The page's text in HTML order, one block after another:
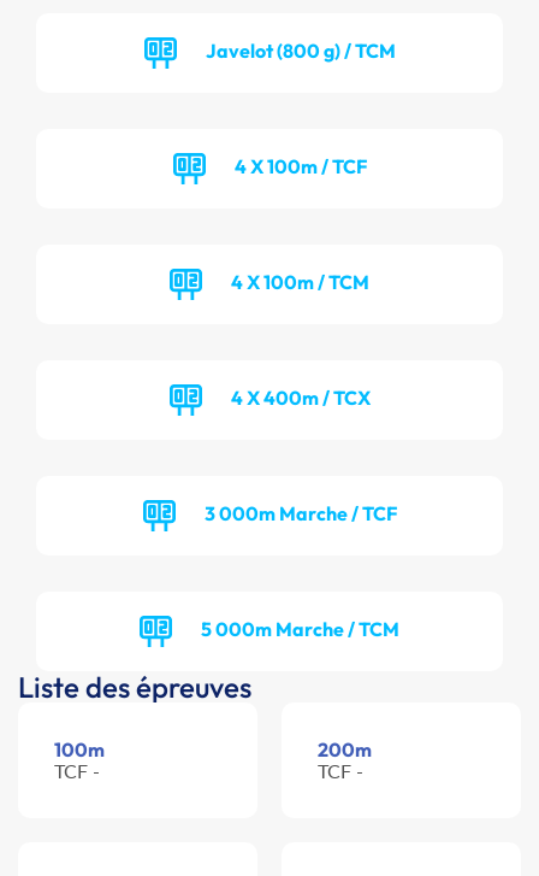
Javelot (800 g) / TCM
4 X 100m / TCF
4 X 100m / TCM
4 X 400m / TCX
3 000m Marche / TCF
5 000m Marche / TCM
Liste des épreuves
100m
TCF -
200m
TCF -